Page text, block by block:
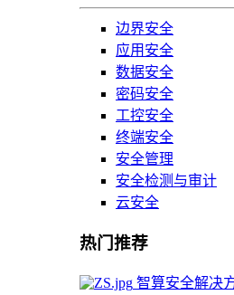
边界安全
应用安全
数据安全
密码安全
工控安全
终端安全
安全管理
安全检测与审计
云安全
热门推荐
智算安全解决